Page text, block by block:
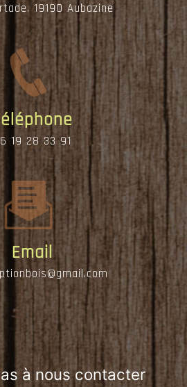
19190 Aubazine
06 19 28 33 91
Email
à nous contacter